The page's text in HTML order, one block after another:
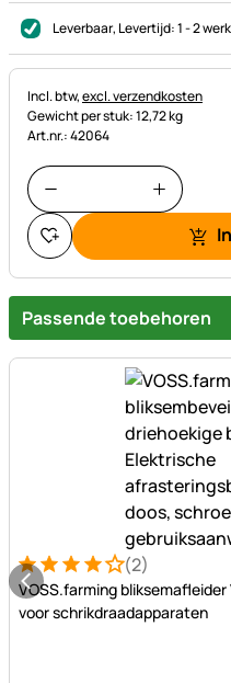
Leverbaar, Levertijd:1 - 2
Belastinginformatie:
Incl. btw,excl. verzendkosten
Gewicht per stuk: 12,72 kg
Art.nr.: 42064
Passende toebehoren
Beoordeling: 4 van 5 (2
2 Bewertungen
(2)
VOSS.farming
voor schrikdraadapparaten